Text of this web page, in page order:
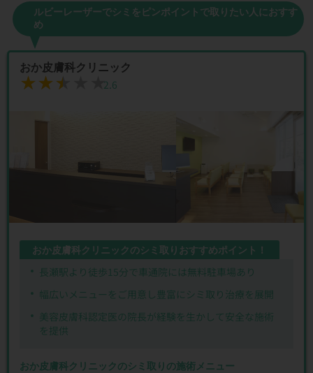
ルビーレーザーでシミをピンポイントで取りたい人におすす
め
おか皮膚科クリニック
★★★★★
★★★★★2.6
おか皮膚科クリニックのシミ取りおすすめポイント！
長瀬駅より徒歩15分で車通院には無料駐車場あり
幅広いメニューをご用意し豊富にシミ取り治療を展開
美容皮膚科認定医の院長が経験を生かして安全な施術
を提供
おか皮膚科クリニックのシミ取りの施術メニュー